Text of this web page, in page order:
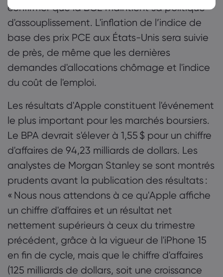
confirmer que la BCE maintient sa politique
d'assouplissement. L'inflation de l’indice de
base des prix PCE aux États-Unis sera suivie
de près, de même que les dernières
demandes d'allocations chômage et l'indice
du coût de l'emploi.
Les résultats d'Apple constituent l'événement
le plus important pour les marchés boursiers.
Le BPA devrait s'élever à 1,55 $ pour un chiffre
d'affaires de 94,23 milliards de dollars. Les
analystes de Morgan Stanley se sont montrés
prudents avant la publication des résultats :
« Nous nous attendons à ce qu'Apple affiche
un chiffre d'affaires et un résultat net
nettement supérieurs à ceux du trimestre
précédent, grâce à la vigueur de l'iPhone 15
en fin de cycle, mais que le chiffre d'affaires
(125 milliards de dollars, soit une croissance